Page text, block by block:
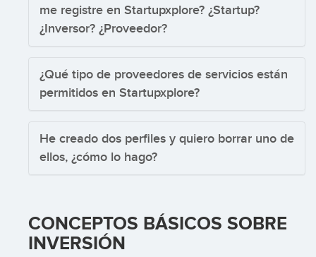
me registre en Startupxplore? ¿Startup?
¿Inversor? ¿Proveedor?
¿Qué tipo de proveedores de servicios están
permitidos en Startupxplore?
He creado dos perfiles y quiero borrar uno de
ellos, ¿cómo lo hago?
CONCEPTOS BÁSICOS SOBRE
INVERSIÓN